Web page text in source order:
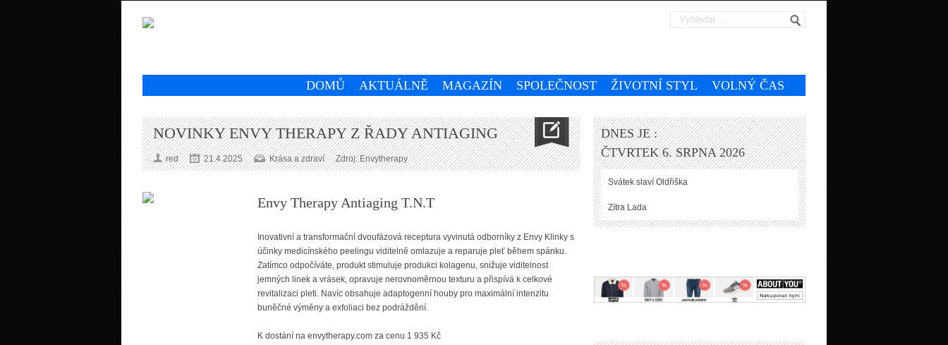
DOMŮ AKTUÁLNĚ MAGAZÍN SPOLEČNOST ŽIVOTNÍ STYL VOLNÝ ČAS
NOVINKY ENVY THERAPY Z ŘADY ANTIAGING
red Zdroj: Envytherapy
21.4.2025 Krása a zdraví
Envy Therapy Antiaging T.N.T
Inovativní a transformační dvoufázová receptura vyvinutá odborníky z Envy Klinky s
účinky medicínského peelingu viditelně omlazuje a reparuje pleť během spánku.
Zatímco odpočíváte, produkt stimuluje produkci kolagenu, snižuje viditelnost
jemných linek a vrásek, opravuje nerovnoměrnou texturu a přispívá k celkové
revitalizaci pleti. Navíc obsahuje adaptogenní houby pro maximální intenzitu
buněčné výměny a exfoliaci bez podráždění.
K dostání na envytherapy.com za cenu 1 935 Kč
DNES JE :
ČTVRTEK 6. SRPNA 2026
Svátek slaví Oldřiška
Zítra Lada